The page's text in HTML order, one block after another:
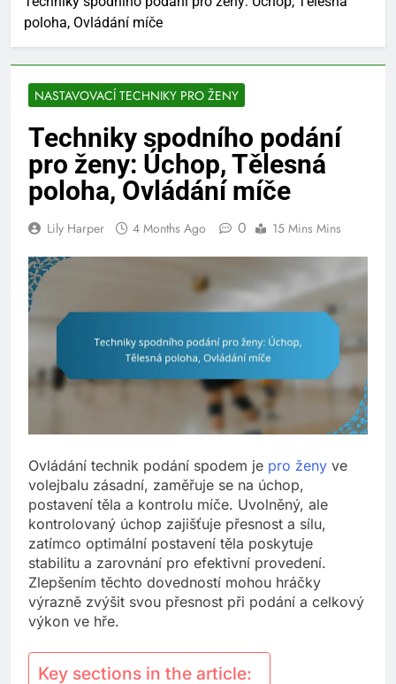
poloha, Ovládání míče
NASTAVOVACÍ TECHNIKY PRO ŽENY
Techniky spodního podání
pro ženy: Úchop, Tělesná
poloha, Ovládání míče
Lily Harper 4 Months Ago 0 15 Mins Mins
Ovládání technik podání spodem je pro ženy ve
volejbalu zásadní, zaměřuje se na úchop,
postavení těla a kontrolu míče. Uvolněný, ale
kontrolovaný úchop zajišťuje přesnost a sílu,
zatímco optimální postavení těla poskytuje
stabilitu a zarovnání pro efektivní provedení.
Zlepšením těchto dovedností mohou hráčky
výrazně zvýšit svou přesnost při podání a celkový
výkon ve hře.
Key sections in the article: